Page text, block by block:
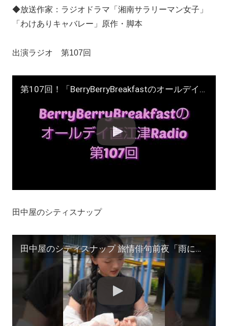
◆放送作家：ラジオドラマ「湘南サラリーマン女子」
「わけありキャバレー」原作・脚本
出演ラジオ 第107回
第107回！「BerryBerryBreakfastのオールデイズ直江津Radio」ヨーグルト田中とDJシューカイ 萌える熱海を歩く
田中屋のシティスナップ
田中屋のシティスナップ 旅情俳句前夜「雨に濡れる高田馬場の女」撮影/田中宏明 #サーファー #shorts #zine